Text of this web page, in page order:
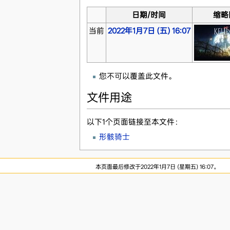
日期/时间
缩
当前 2022年1月7日 (五) 16:07
您不可以覆盖此文件。
文件用途
以下1个页面链接至本文件：
形骸骑士
本页面最后修改于2022年1月7日 (星期五) 16:07。